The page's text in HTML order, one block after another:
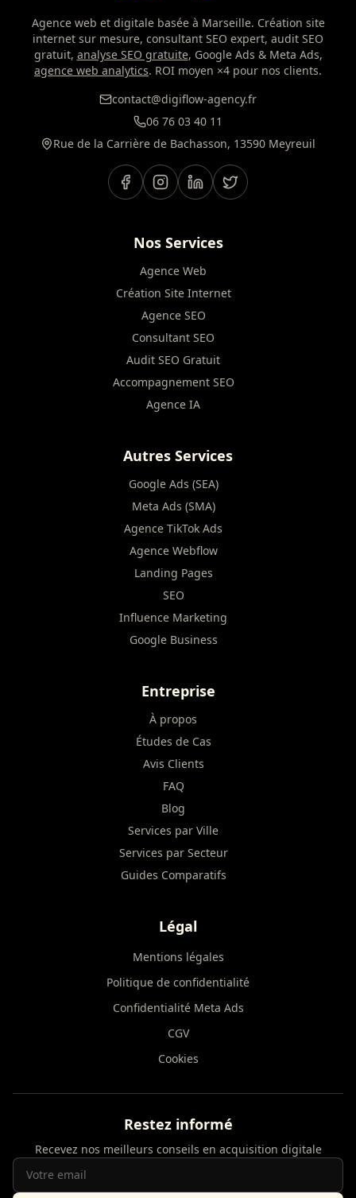
Agence web et digitale basée à Marseille. Création site
internet sur mesure, consultant SEO expert, audit SEO
gratuit, analyse SEO gratuite, Google Ads & Meta Ads,
agence web analytics. ROI moyen ×4 pour nos clients.
contact@digiflow-agency.fr
06 76 03 40 11
Rue de la Carrière de Bachasson, 13590 Meyreuil
Nos Services
Agence Web
Création Site Internet
Agence SEO
Consultant SEO
Audit SEO Gratuit
Accompagnement SEO
Agence IA
Autres Services
Google Ads (SEA)
Meta Ads (SMA)
Agence TikTok Ads
Agence Webflow
Landing Pages
SEO
Influence Marketing
Google Business
Entreprise
À propos
Études de Cas
Avis Clients
FAQ
Blog
Services par Ville
Services par Secteur
Guides Comparatifs
Légal
Mentions légales
Politique de confidentialité
Confidentialité Meta Ads
CGV
Cookies
Restez informé
Recevez nos meilleurs conseils en acquisition digitale